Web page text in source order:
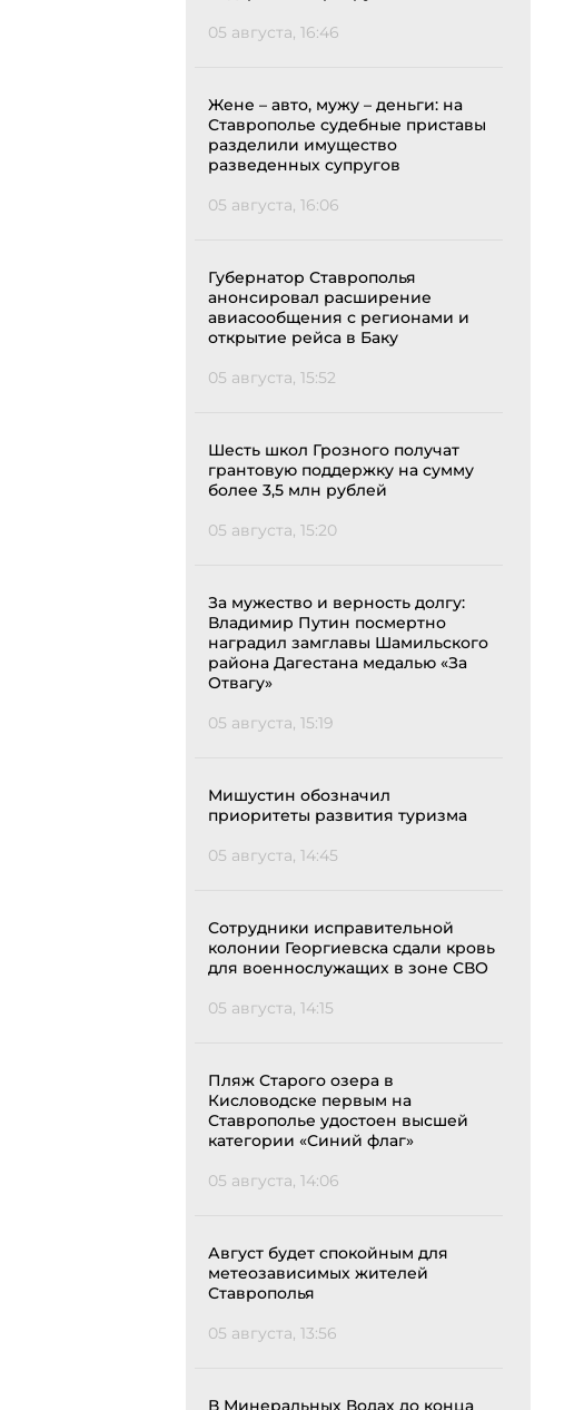
05 августа, 16:46
Жене – авто, мужу – деньги: на
Ставрополье судебные приставы
разделили имущество
разведенных супругов
05 августа, 16:06
Губернатор Ставрополья
анонсировал расширение
авиасообщения с регионами и
открытие рейса в Баку
05 августа, 15:52
Шесть школ Грозного получат
грантовую поддержку на сумму
более 3,5 млн рублей
05 августа, 15:20
За мужество и верность долгу:
Владимир Путин посмертно
наградил замглавы Шамильского
района Дагестана медалью «За
Отвагу»
05 августа, 15:19
Мишустин обозначил
приоритеты развития туризма
05 августа, 14:45
Сотрудники исправительной
колонии Георгиевска сдали кровь
для военнослужащих в зоне СВО
05 августа, 14:15
Пляж Старого озера в
Кисловодске первым на
Ставрополье удостоен высшей
категории «Синий флаг»
05 августа, 14:06
Август будет спокойным для
метеозависимых жителей
Ставрополья
05 августа, 13:56